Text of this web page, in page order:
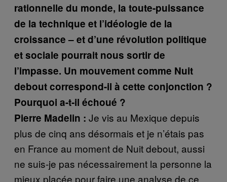
rationnelle du monde, la toute-puissance
de la technique et l’idéologie de la
croissance – et d’une révolution politique
et sociale pourrait nous sortir de
l’impasse. Un mouvement comme Nuit
debout correspond-il à cette conjonction ?
Pourquoi a-t-il échoué ?
Pierre Madelin : Je vis au Mexique depuis
plus de cinq ans désormais et je n’étais pas
en France au moment de Nuit debout, aussi
ne suis-je pas nécessairement la personne la
mieux placée pour faire une analyse de ce